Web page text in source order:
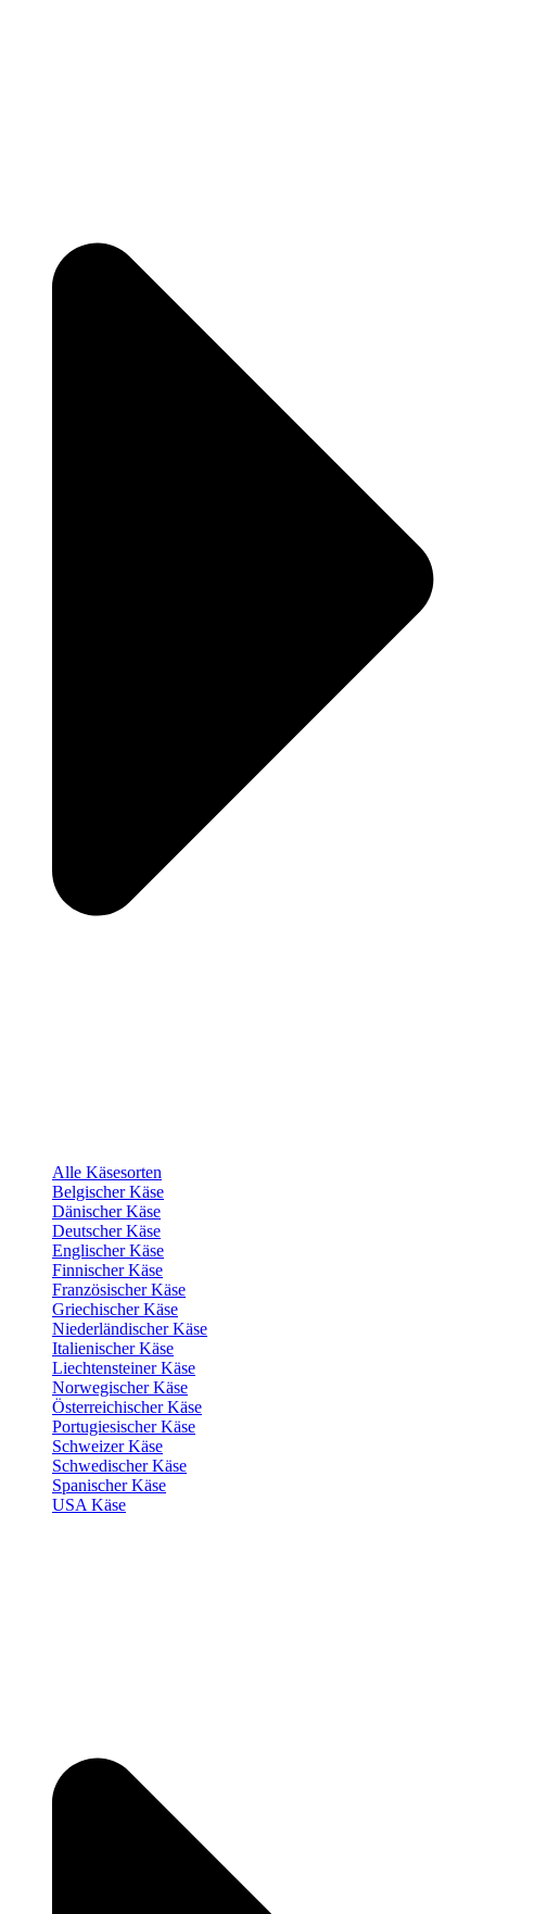
Alle Käsesorten
Belgischer Käse
Dänischer Käse
Deutscher Käse
Englischer Käse
Finnischer Käse
Französischer Käse
Griechischer Käse
Niederländischer Käse
Italienischer Käse
Liechtensteiner Käse
Norwegischer Käse
Österreichischer Käse
Portugiesischer Käse
Schweizer Käse
Schwedischer Käse
Spanischer Käse
USA Käse